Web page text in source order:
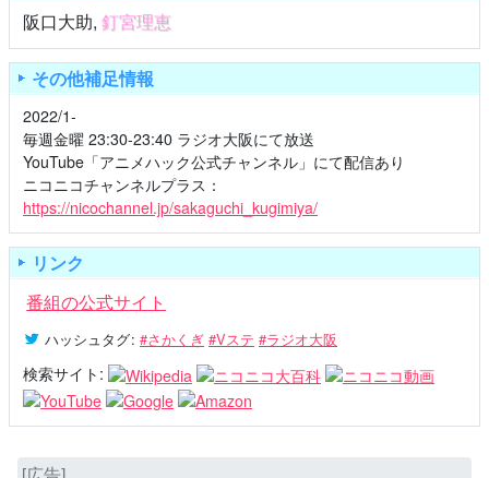
阪口大助, 釘宮理恵
その他補足情報
2022/1-
毎週金曜 23:30-23:40 ラジオ大阪にて放送
YouTube「アニメハック公式チャンネル」にて配信あり
ニコニコチャンネルプラス：
https://nicochannel.jp/sakaguchi_kugimiya/
リンク
番組の公式サイト
ハッシュタグ: #さかくぎ #Vステ #ラジオ大阪
検索サイト: